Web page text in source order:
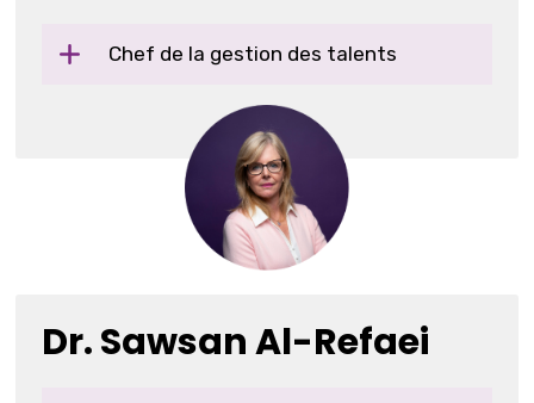
Chef de la gestion des talents
Dr. Sawsan Al-Refaei